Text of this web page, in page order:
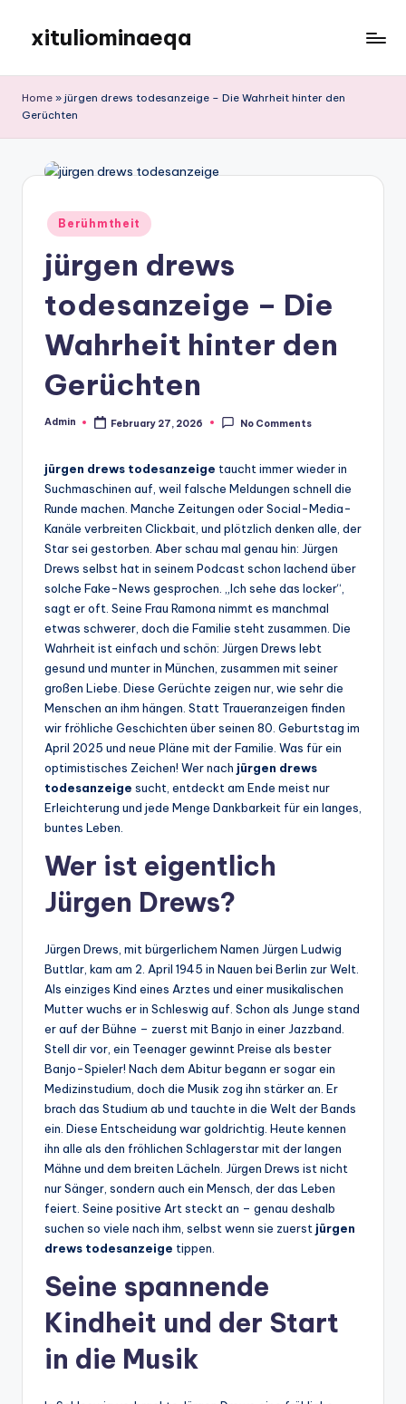
content
xituliominaeqa
Home » jürgen drews todesanzeige – Die Wahrheit hinter den
Gerüchten
Posted
in
Berühmtheit
jürgen drews
todesanzeige – Die
Wahrheit hinter den
Gerüchten
Posted
Admin February 27, 2026 No Comments
jürgen drews todesanzeige taucht immer wieder in
Suchmaschinen auf, weil falsche Meldungen schnell die
Runde machen. Manche Zeitungen oder Social-Media-
Kanäle verbreiten Clickbait, und plötzlich denken alle, der
Star sei gestorben. Aber schau mal genau hin: Jürgen
Drews selbst hat in seinem Podcast schon lachend über
solche Fake-News gesprochen. „Ich sehe das locker“,
sagt er oft. Seine Frau Ramona nimmt es manchmal
etwas schwerer, doch die Familie steht zusammen. Die
Wahrheit ist einfach und schön: Jürgen Drews lebt
gesund und munter in München, zusammen mit seiner
großen Liebe. Diese Gerüchte zeigen nur, wie sehr die
Menschen an ihm hängen. Statt Traueranzeigen finden
wir fröhliche Geschichten über seinen 80. Geburtstag im
April 2025 und neue Pläne mit der Familie. Was für ein
optimistisches Zeichen! Wer nach jürgen drews
todesanzeige sucht, entdeckt am Ende meist nur
Erleichterung und jede Menge Dankbarkeit für ein langes,
buntes Leben.
Wer ist eigentlich
Jürgen Drews?
Jürgen Drews, mit bürgerlichem Namen Jürgen Ludwig
Buttlar, kam am 2. April 1945 in Nauen bei Berlin zur Welt.
Als einziges Kind eines Arztes und einer musikalischen
Mutter wuchs er in Schleswig auf. Schon als Junge stand
er auf der Bühne – zuerst mit Banjo in einer Jazzband.
Stell dir vor, ein Teenager gewinnt Preise als bester
Banjo-Spieler! Nach dem Abitur begann er sogar ein
Medizinstudium, doch die Musik zog ihn stärker an. Er
brach das Studium ab und tauchte in die Welt der Bands
ein. Diese Entscheidung war goldrichtig. Heute kennen
ihn alle als den fröhlichen Schlagerstar mit der langen
Mähne und dem breiten Lächeln. Jürgen Drews ist nicht
nur Sänger, sondern auch ein Mensch, der das Leben
feiert. Seine positive Art steckt an – genau deshalb
suchen so viele nach ihm, selbst wenn sie zuerst jürgen
drews todesanzeige tippen.
Seine spannende
Kindheit und der Start
in die Musik